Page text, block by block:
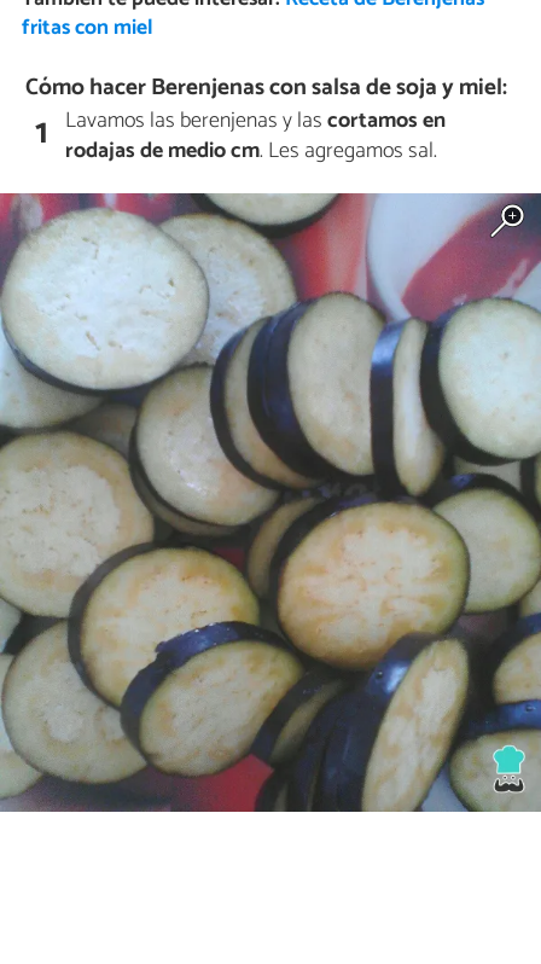
fritas con miel
Cómo hacer Berenjenas con salsa de soja y miel:
1 Lavamos las berenjenas y lascortamos en
rodajas de medio cm. Les agregamos sal.